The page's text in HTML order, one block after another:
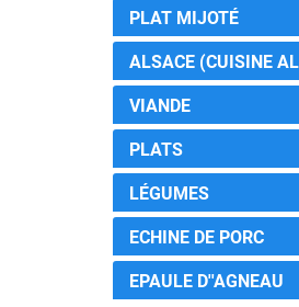
PLAT MIJOTÉ
ALSACE (CUISINE
VIANDE
PLATS
LÉGUMES
ECHINE DE PORC
EPAULE D''AGNEAU